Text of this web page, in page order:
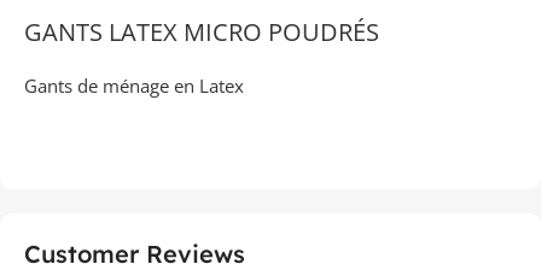
GANTS LATEX MICRO POUDRÉS
Gants de ménage en Latex
Customer Reviews